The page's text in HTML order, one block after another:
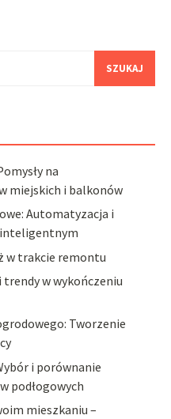
na
miejskich i balkonów
Automatyzacja i
w trakcie remontu
trendy w wykończeniu
Tworzenie
i porównanie
podłogowych
mieszkaniu –